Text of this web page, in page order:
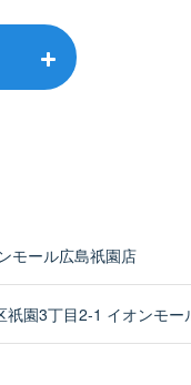
モール広島祇園店
祇園3丁目2-1 イオンモー